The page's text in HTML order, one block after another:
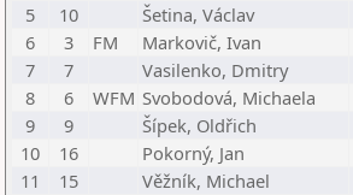
5
10 Šetina, Václav
6
3 FM Markovič, Ivan
7
7 Vasilenko, Dmitry
8
6 WFM Svobodová, Michaela
9
9 Šípek, Oldřich
10
16 Pokorný, Jan
11
15 Věžník, Michael